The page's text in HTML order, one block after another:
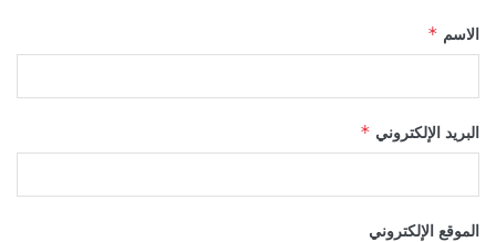
الاسم *
البريد الإلكتروني *
الموقع الإلكتروني